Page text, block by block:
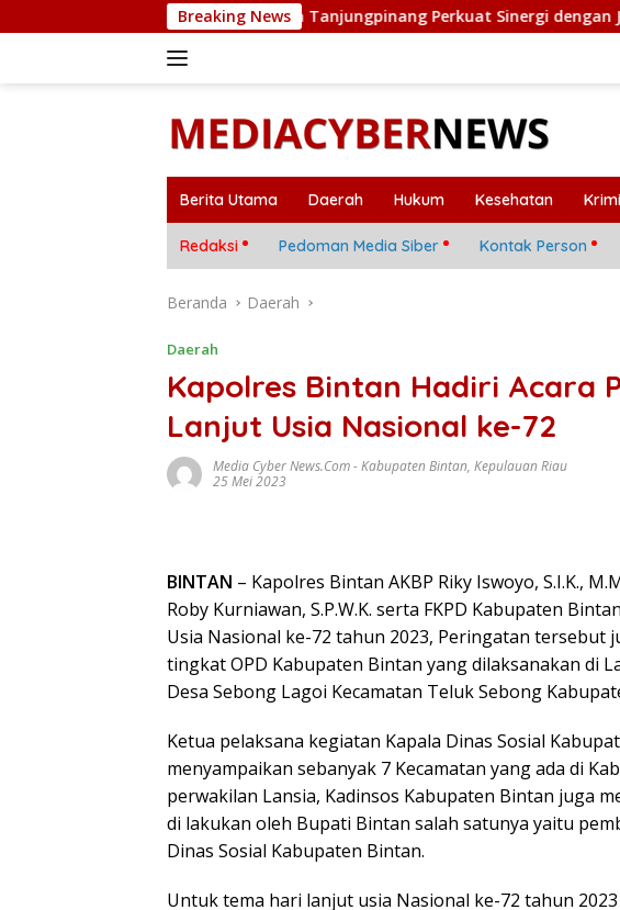
ke
Breaking News
Satresnarkoba Polresta Tanjungpinang Perkuat Sinergi dengan Jasa
Berita Utama Daerah Hukum Kesehatan
Redaksi Pedoman Media Siber Kontak Person
Beranda Daerah
Daerah
Kapolres Bintan Hadiri Acara
Lanjut Usia Nasional ke-72
Media Cyber News.Com-Kabupaten Bintan, Kepulauan Riau
25 Mei 2023
BINTAN – Kapolres Bintan AKBP Riky Iswoyo, S.I.K.,
Roby Kurniawan, S.P.W.K. serta FKPD Kabupaten
Usia Nasional ke-72 tahun 2023, Peringatan tersebut
tingkat OPD Kabupaten Bintan yang dilaksanakan di
Desa Sebong Lagoi Kecamatan Teluk Sebong
Ketua pelaksana kegiatan Kapala Dinas Sosial
menyampaikan sebanyak 7 Kecamatan yang ada di
perwakilan Lansia, Kadinsos Kabupaten Bintan juga
di lakukan oleh Bupati Bintan salah satunya yaitu
Dinas Sosial Kabupaten Bintan.
Untuk tema hari lanjut usia Nasional ke-72 tahun